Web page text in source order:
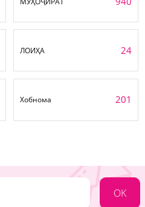
ЛОИҲА 24
Хобнома 201
OK